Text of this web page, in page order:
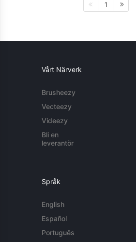
1
Vårt Närverk
Brusheezy
Vecteezy
Videezy
Bli en
leverantör
Språk
English
Español
Português